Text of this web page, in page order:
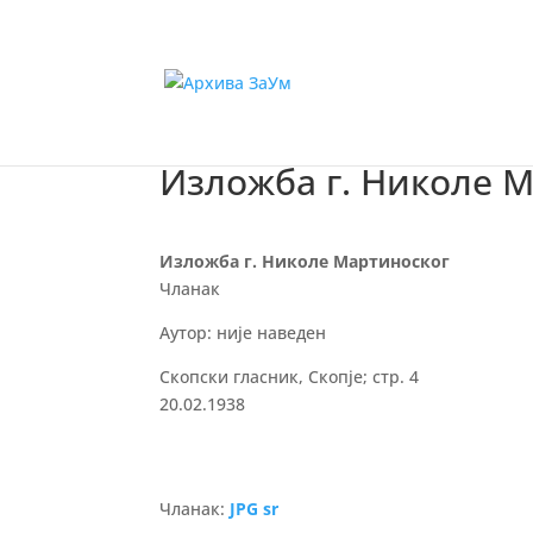
Изложба г. Николе
Изложба г. Николе Мартиноског
Чланак
Аутор: није наведен
Скопски гласник, Скопје; стр. 4
20.02.1938
Чланак: JPG sr